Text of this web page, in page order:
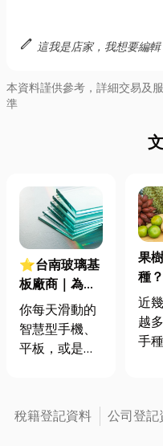
edit 這我是店家，我想要編輯
本資料謹供參考，詳細交易及
準
⭐台南玻璃基
板廠商｜為何
不能沒有它？
玻璃基板的關
鍵技術大揭
你每天滑動的
智慧型手機、
平板，或是客
驚豔的清晰畫
面，背後都有
果
種
造
從
OK
近
越
手
更
稅籍登記資料 公司登記